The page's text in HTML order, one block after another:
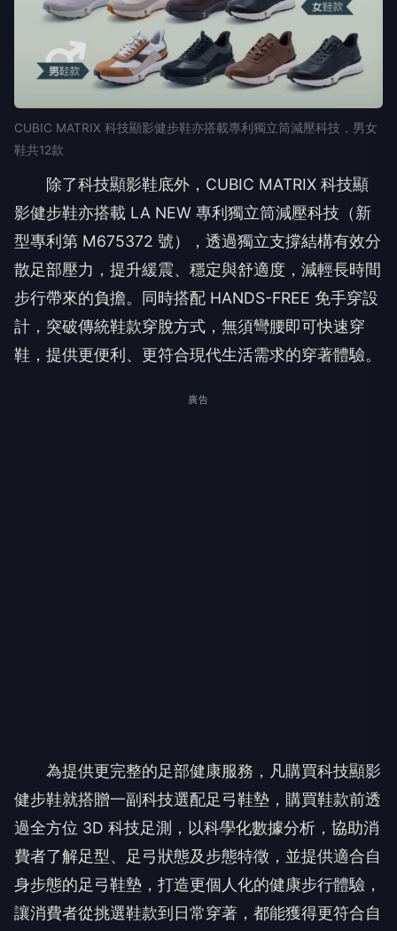
CUBIC MATRIX 科技顯影健步鞋亦搭載專利獨立筒減壓科技，男女
除了科技顯影鞋底外，CUBIC MATRIX 科技顯
影健步鞋亦搭載 LA NEW 專利獨立筒減壓科技（新
型專利第 M675372 號），透過獨立支撐結構有效分
散足部壓力，提升緩震、穩定與舒適度，減輕長時間
步行帶來的負擔。同時搭配 HANDS-FREE 免手穿設
計，突破傳統鞋款穿脫方式，無須彎腰即可快速穿
鞋，提供更便利、更符合現代生活需求的穿著體驗。
廣告
費者了解足型、足弓狀態及步態特徵，並提供適合自
身步態的足弓鞋墊，打造更個人化的健康步行體驗，
讓消費者從挑選鞋款到日常穿著，都能獲得更符合自
身需求的足部照護。LA NEW 表示，品牌長期投入足
部研究、運動科技與機能設計，希望透過創新科技讓
更多人重新認識自己的步態，將健康落實於每天的每